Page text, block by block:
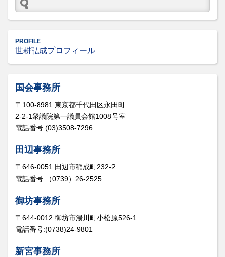
PROFILE
世耕弘成プロフィール
国会事務所
〒100-8981 東京都千代田区永田町
2-2-1衆議院第一議員会館1008号室
電話番号:(03)3508-7296
田辺事務所
〒646-0051 田辺市稲成町232-2
電話番号:（0739）26-2525
御坊事務所
〒644-0012 御坊市湯川町小松原526-1
電話番号:(0738)24-9801
新宮事務所